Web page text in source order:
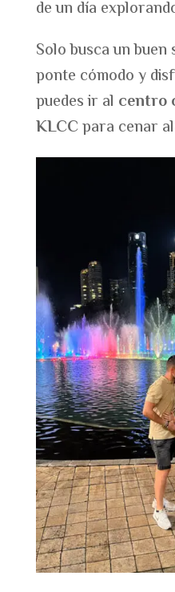
de un día
Solo busca un
ponte cómodo y
puedes ir al centro
KLCCpara cenar